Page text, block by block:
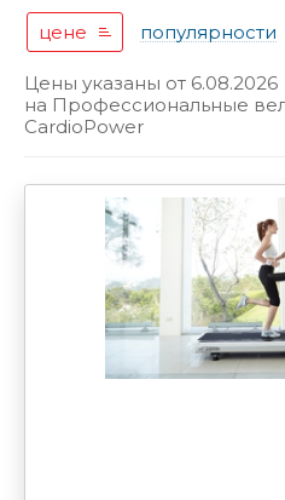
цене
популярности
Цены указаны от 6.08.2026
на Профессиональные
CardioPower